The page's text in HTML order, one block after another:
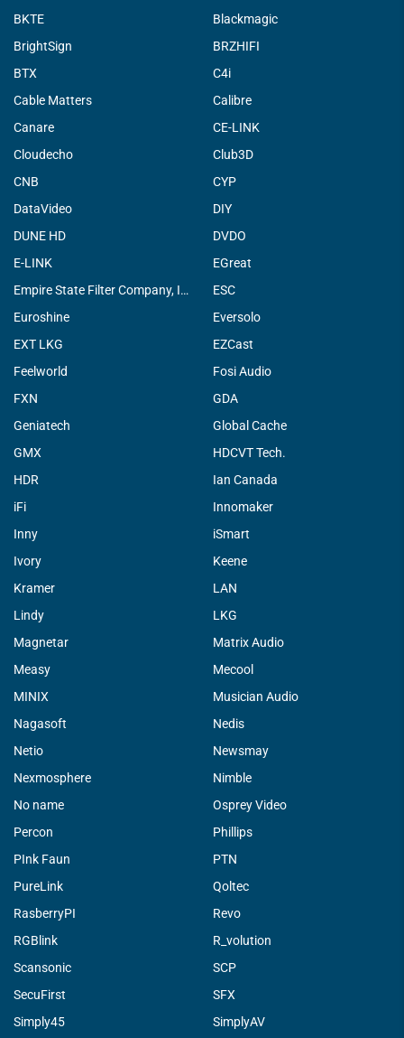
BKTE
Blackmagic
BrightSign
BRZHIFI
BTX
C4i
Cable Matters
Calibre
Canare
CE-LINK
Cloudecho
Club3D
CNB
CYP
DataVideo
DIY
DUNE HD
DVDO
E-LINK
EGreat
Empire State Filter Company, INC.
ESC
Euroshine
Eversolo
EXT LKG
EZCast
Feelworld
Fosi Audio
FXN
GDA
Geniatech
Global Cache
GMX
HDCVT Tech.
HDR
Ian Canada
iFi
Innomaker
Inny
iSmart
Ivory
Keene
Kramer
LAN
Lindy
LKG
Magnetar
Matrix Audio
Measy
Mecool
MINIX
Musician Audio
Nagasoft
Nedis
Netio
Newsmay
Nexmosphere
Nimble
No name
Osprey Video
Percon
Phillips
PInk Faun
PTN
PureLink
Qoltec
RasberryPI
Revo
RGBlink
R_volution
Scansonic
SCP
SecuFirst
SFX
Simply45
SimplyAV